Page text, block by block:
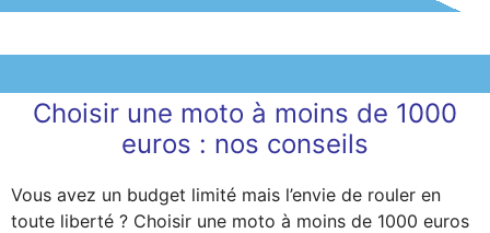
Choisir une moto à moins de 1000
euros : nos conseils
Vous avez un budget limité mais l’envie de rouler en
toute liberté ? Choisir une moto à moins de 1000 euros